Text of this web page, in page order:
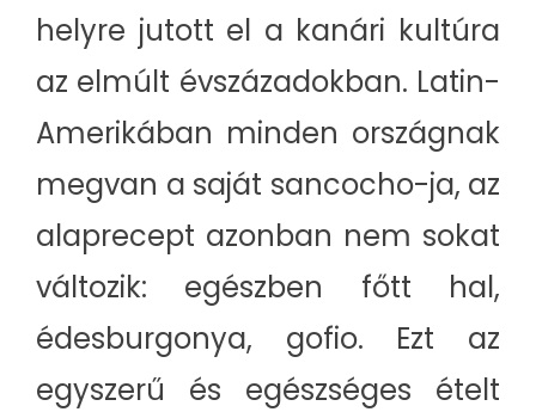
helyre jutott el a kanári kultúra
az elmúlt évszázadokban. Latin-
Amerikában minden országnak
megvan a saját sancocho-ja, az
alaprecept azonban nem sokat
változik: egészben főtt hal,
édesburgonya, gofio. Ezt az
egyszerű és egészséges ételt